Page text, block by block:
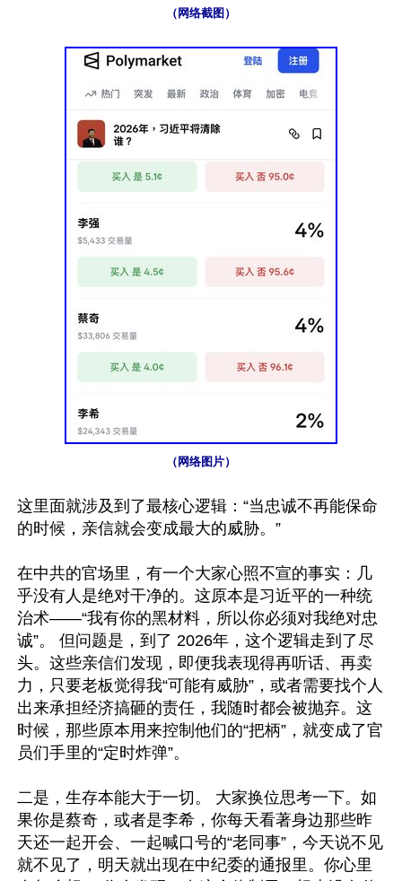
（网络截图）
（网络图片）
这里面就涉及到了最核心逻辑：“当忠诚不再能保命
的时候，亲信就会变成最大的威胁。”
在中共的官场里，有一个大家心照不宣的事实：几
乎没有人是绝对干净的。这原本是习近平的一种统
治术——“我有你的黑材料，所以你必须对我绝对忠
诚”。 但问题是，到了 2026年，这个逻辑走到了尽
头。这些亲信们发现，即便我表现得再听话、再卖
力，只要老板觉得我“可能有威胁”，或者需要找个人
出来承担经济搞砸的责任，我随时都会被抛弃。这
时候，那些原本用来控制他们的“把柄”，就变成了官
员们手里的“定时炸弹”。
二是，生存本能大于一切。 大家换位思考一下。如
果你是蔡奇，或者是李希，你每天看著身边那些昨
天还一起开会、一起喊口号的“老同事”，今天说不见
就不见了，明天就出现在中纪委的通报里。你心里